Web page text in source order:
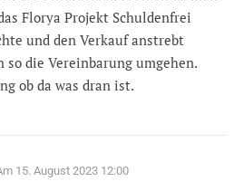
Florya Projekt Schuldenfrei
und den Verkauf anstrebt
so die Vereinbarung umgehen.
ob da was dran ist.
15. August 2023 12:00